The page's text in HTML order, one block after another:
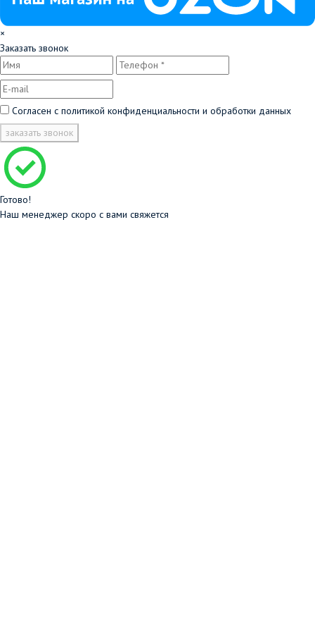
×
Заказать звонок
Согласен с политикой конфиденциальности и обработки данных
заказать звонок
Готово!
Наш менеджер скоро с вами свяжется